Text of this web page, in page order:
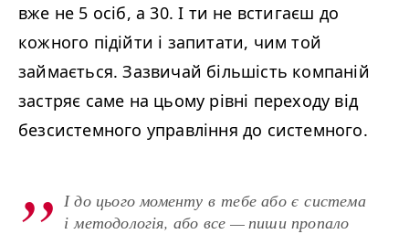
вже не 5 осіб, а30. І ти не встигаєш до
кожного підійти і запитати, чим той
займається. Зазвичай більшість компаній
застряє саме на цьому рівні переходу від
безсистемного управління до системного.
І до цього моменту в тебе або є система
і методологія, або все — пиши пропало